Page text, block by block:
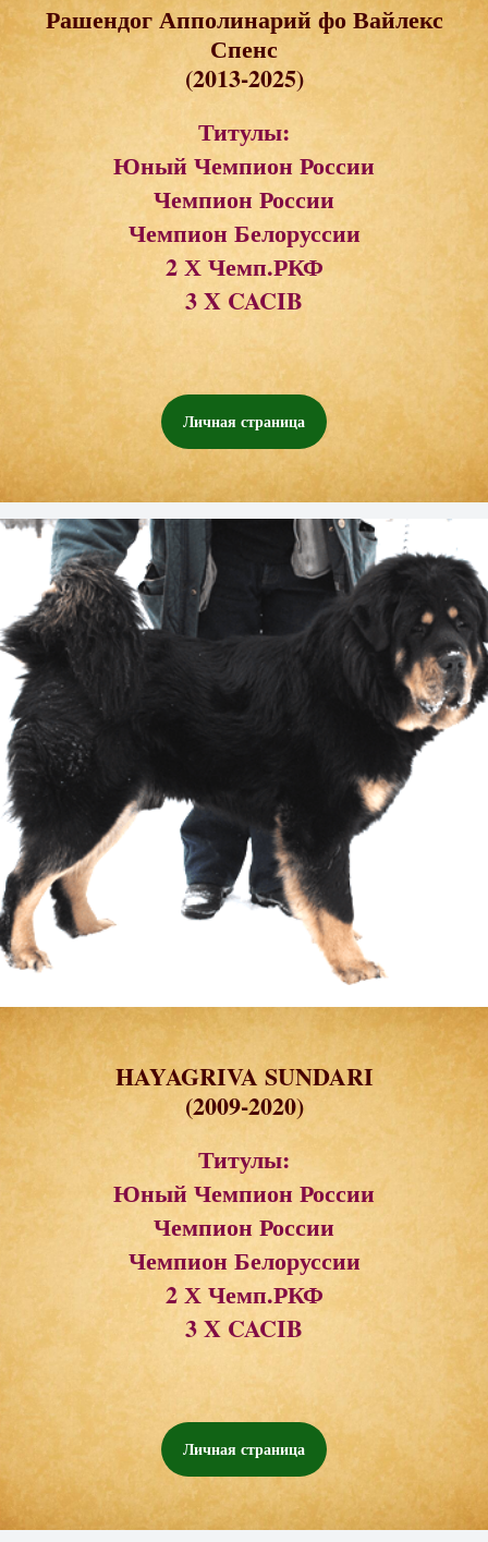
Рашендог Апполинарий фо Вайлекс
Спенс
(2013-2025)
Титулы:
Юный Чемпион России
Чемпион России
Чемпион Белоруссии
2 Х Чемп.РКФ
3 X CACIB
Личная страница
HAYAGRIVA SUNDARI
(2009-2020)
Титулы:
Юный Чемпион России
Чемпион России
Чемпион Белоруссии
2 Х Чемп.РКФ
3 X CACIB
Личная страница